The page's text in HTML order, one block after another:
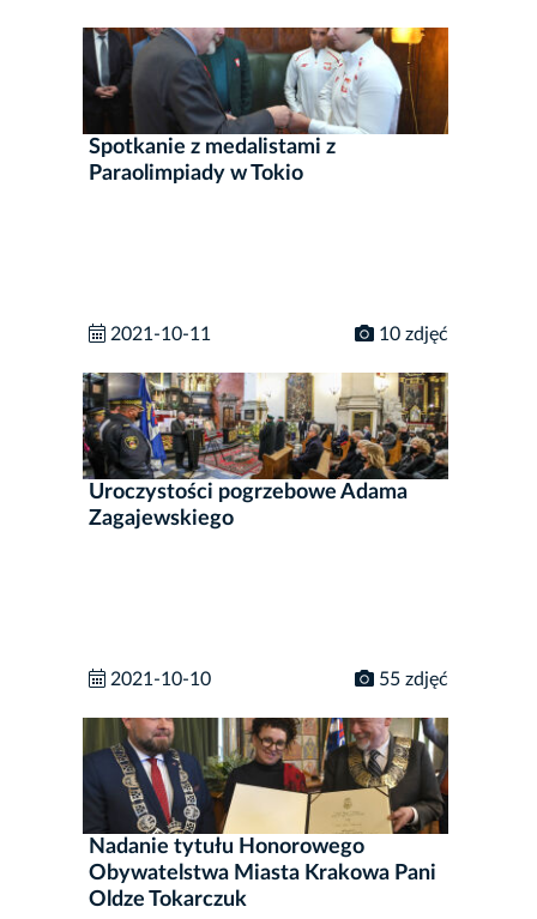
Spotkanie z medalistami z
Paraolimpiady w Tokio
2021-10-11 10 zdjęć
Uroczystości pogrzebowe Adama
Zagajewskiego
2021-10-10 55 zdjęć
Nadanie tytułu Honorowego
Obywatelstwa Miasta Krakowa Pani
Oldze Tokarczuk